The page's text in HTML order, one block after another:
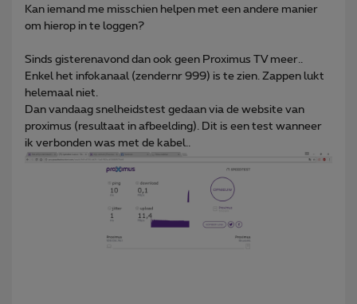
Kan iemand me misschien helpen met een andere manier
om hierop in te loggen?
Sinds gisterenavond dan ook geen Proximus TV meer..
Enkel het infokanaal (zendernr 999) is te zien. Zappen lukt
helemaal niet.
Dan vandaag snelheidstest gedaan via de website van
proximus (resultaat in afbeelding). Dit is een test wanneer
ik verbonden was met de kabel..